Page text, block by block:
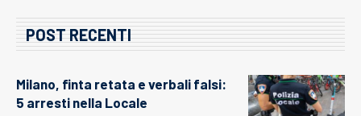
POST RECENTI
Milano, finta retata e verbali falsi:
5 arresti nella Locale